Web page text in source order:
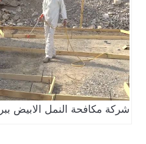
شركة مكافحة النمل الابيض